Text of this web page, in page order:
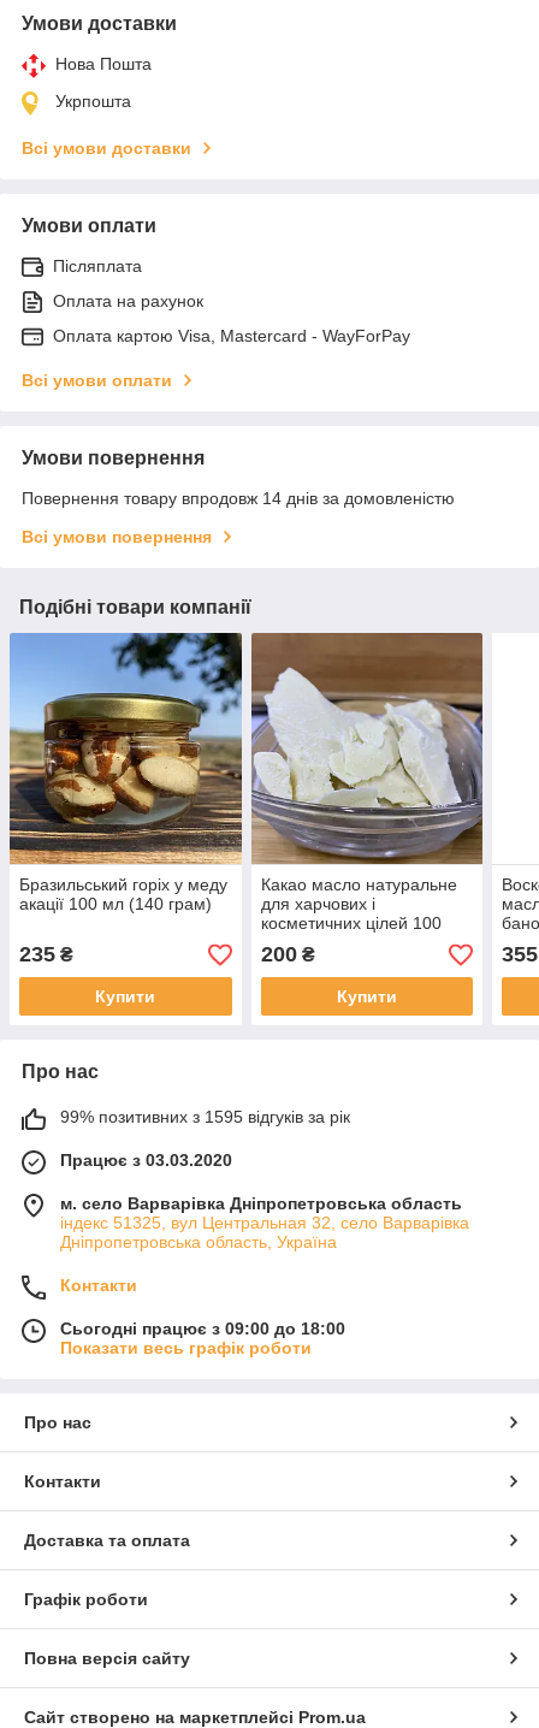
Умови доставки
Нова Пошта
Укрпошта
Всі умови доставки
Умови оплати
Післяплата
Оплата на рахунок
Оплата картою Visa, Mastercard - WayForPay
Всі умови оплати
Умови повернення
Повернення товару впродовж 14 днів за домовленістю
Всі умови повернення
Подібні товари компанії
Бразильський горіх у меду
акації 100 мл (140 грам)
235 ₴
Купити
Какао масло натуральне
для харчових і
косметичних цілей 100
грам
200₴
Купити
355
Про нас
99% позитивних з 1595 відгуків за рік
Працює з 03.03.2020
м. село Варварівка Дніпропетровська область
індекс 51325, вул Центральная 32, село Варварівка
Дніпропетровська область, Україна
Контакти
Сьогодні працює з 09:00 до 18:00
Показати весь графік роботи
Про нас
Контакти
Доставка та оплата
Графік роботи
Повна версія сайту
Сайт створено на маркетплейсі Prom.ua